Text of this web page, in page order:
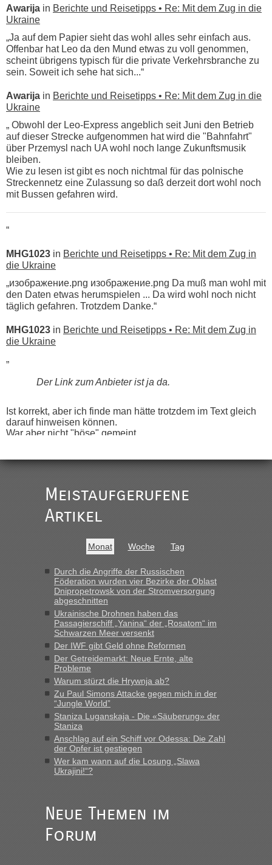
Awarija in Berichte und Reisetipps • Re: Mit dem Zug in die
Ukraine
„Ja auf dem Papier sieht das wohl alles sehr einfach aus.
Offenbar hat Leo da den Mund etwas zu voll genommen,
scheint übrigens typisch für die private Verkehrsbranche zu
sein. Soweit ich sehe hat sich...“
Awarija in Berichte und Reisetipps • Re: Mit dem Zug in die
Ukraine
„ Obwohl der Leo-Express angeblich seit Juni den Betrieb
auf dieser Strecke aufgenommen hat wird die "Bahnfahrt"
über Przemysl nach UA wohl noch lange Zukunftsmusik
bleiben.
Wie zu lesen ist gibt es noch nichtmal für das polnische
Streckennetz eine Zulassung so daß derzeit dort wohl noch
mit Bussen gefahren wird.
“
MHG1023 in Berichte und Reisetipps • Re: Mit dem Zug in
die Ukraine
„изображение.png изображение.png Da muß man wohl mit
den Daten etwas herumspielen ... Da wird wohl noch nicht
täglich gefahren. Trotzdem Danke.“
MHG1023 in Berichte und Reisetipps • Re: Mit dem Zug in
die Ukraine
„
Der Link zum Anbieter ist ja da.
Ist korrekt, aber ich finde man hätte trotzdem im Text gleich
darauf hinweisen können.
War aber nicht "böse" gemeint ...
Hab´s versucht - bekomme aber immer angezeigt "auf dieser
Berichte und Reisetipps • Re: Mit dem Zug in
„Man sollte aber explizit dazu schreiben, daß es ein Zug von
LeoExpress ist - und nur auf deren Webseite kann man die
Fahrkarten kaufen. Zumindest ist es die erste Umsteigefreie
Verbindung von Deutschland...“
Recht, Visa und Dokumente • Re: Deklaration
gebrauchter Kleidung beim Zoll
„Vielen Dank, mit einem Briefchen meiner Frau im Gepäck
gab es keine Probleme“
in Recht, Visa und Dokumente • Re: Seit Anfang
des Jahres haben die Zollbeamten Verstöße im Wert von
fast 11 Milliarden aufgedeckt
„Am besten wäre natürlich, wenn die Frau mit dabei ist.
Alleinreisende Männer stehen schließlich immer unter
Verdacht.“
Milliarden aufgedeckt
„Kein Zoll. Du musst an sich nur sagen dass das privat ist
und du nicht damit handeln willst. So lange das nicht
Meistaufgerufene
Artikel
Monat Woche Tag
Durch die Angriffe der Russischen
Föderation wurden vier Bezirke der Oblast
Dnipropetrowsk von der Stromversorgung
abgeschnitten
Ukrainische Drohnen haben das
Passagierschiff „Yanina“ der „Rosatom“ im
Schwarzen Meer versenkt
Der IWF gibt Geld ohne Reformen
Der Getreidemarkt: Neue Ernte, alte
Probleme
Warum stürzt die Hrywnja ab?
Zu Paul Simons Attacke gegen mich in der
“Jungle World”
Staniza Luganskaja - Die «Säuberung» der
Staniza
Anschlag auf ein Schiff vor Odessa: Die Zahl
der Opfer ist gestiegen
Wer kam wann auf die Losung „Slawa
Ukrajini!“?
Neue Themen im
Forum